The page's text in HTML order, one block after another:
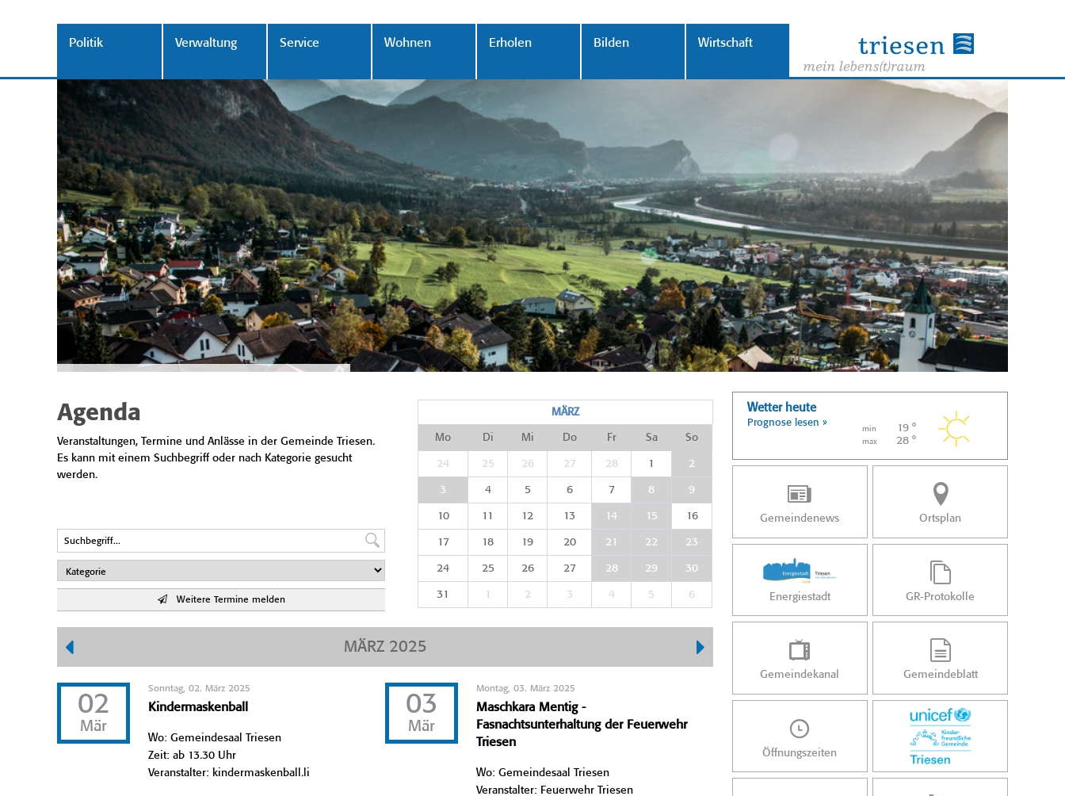
Politik Verwaltung Service Wohnen Erholen Bilden Wirtschaft
Agenda
Veranstaltungen, Termine und Anlässe in der Gemeinde Triesen.
Es kann mit einem Suchbegriff oder nach Kategorie gesucht
werden.
Weitere Termine melden
MÄRZ
Mo Di Mi Do Fr Sa So
24 25 26 27 28 1 2
3 4 5 6 7 8 9
10 11 12 13 14 15 16
17 18 19 20 21 22 23
24 25 26 27 28 29 30
31 1 2 3 4 5 6
MÄRZ 2025
02
Mär
Sonntag, 02. März 2025
Kindermaskenball
Wo: Gemeindesaal Triesen
Zeit: ab 13.30 Uhr
Veranstalter: kindermaskenball.li
03
Mär
Montag, 03. März 2025
Maschkara Mentig -
Fasnachtsunterhaltung der Feuerwehr
Triesen
Wo: Gemeindesaal Triesen
Veranstalter: Feuerwehr Triesen
Wetter heute
Prognose lesen »
min 19 °
max 28 °
Gemeindenews Ortsplan
Energiestadt GR-Protokolle
Gemeindekanal Gemeindeblatt
Öffnungszeiten